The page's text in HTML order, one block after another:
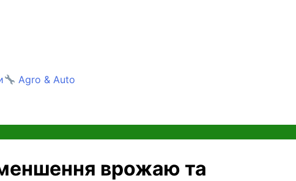
Agro & Auto
врожаю та